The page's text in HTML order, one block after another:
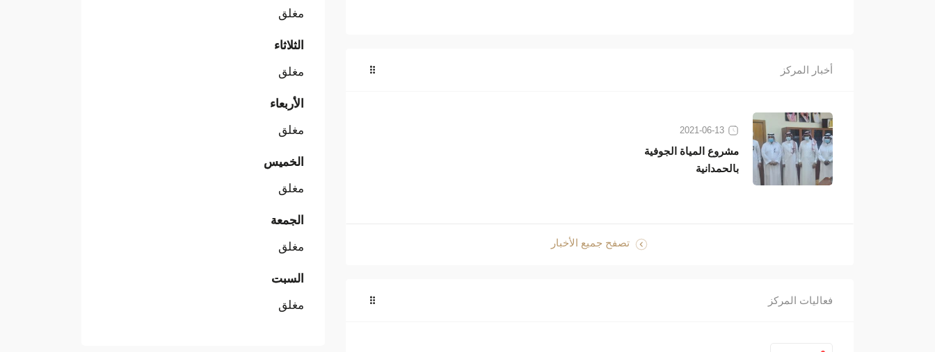
أخبار المركز
2021-06-13
مشروع المياة الجوفية
بالحمدانية
تصفح جميع الأخبار
فعاليات المركز
مغلق
الثلاثاء
مغلق
الأربعاء
مغلق
الخميس
مغلق
الجمعة
مغلق
السبت
مغلق